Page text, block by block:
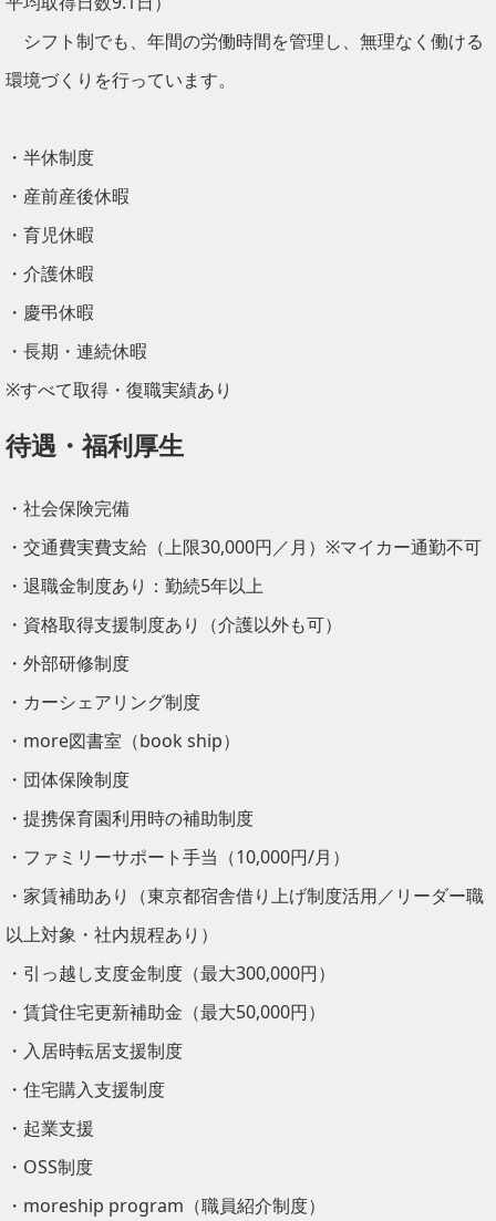
シフト制でも、年間の労働時間を管理し、無理なく働ける
環境づくりを行っています。
・半休制度
・産前産後休暇
・育児休暇
・介護休暇
・慶弔休暇
・長期・連続休暇
※すべて取得・復職実績あり
待遇・福利厚生
・社会保険完備
・交通費実費支給（上限30,000円／月）※マイカー通勤不可
・退職金制度あり：勤続5年以上
・資格取得支援制度あり（介護以外も可）
・外部研修制度
・カーシェアリング制度
・more図書室（book ship）
・団体保険制度
・提携保育園利用時の補助制度
・ファミリーサポート手当（10,000円/月）
・家賃補助あり（東京都宿舎借り上げ制度活用／リーダー職
以上対象・社内規程あり）
・引っ越し支度金制度（最大300,000円）
・賃貸住宅更新補助金（最大50,000円）
・入居時転居支援制度
・住宅購入支援制度
・起業支援
・OSS制度
・moreship program（職員紹介制度）